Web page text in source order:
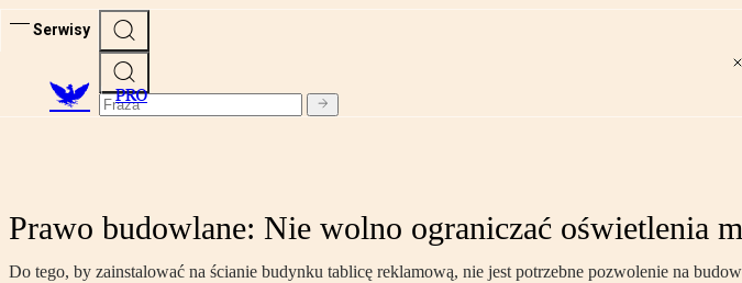
Serwisy
PRO
Prawo budowlane: Nie wolno ograniczać oświetlenia
Do tego, by zainstalować na ścianie budynku tablicę reklamową, nie jest potrzebne pozwolenie na